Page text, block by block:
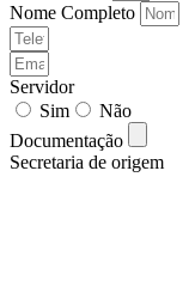
Nome Completo
Servidor
Sim
Não
Documentação
Secretaria de origem